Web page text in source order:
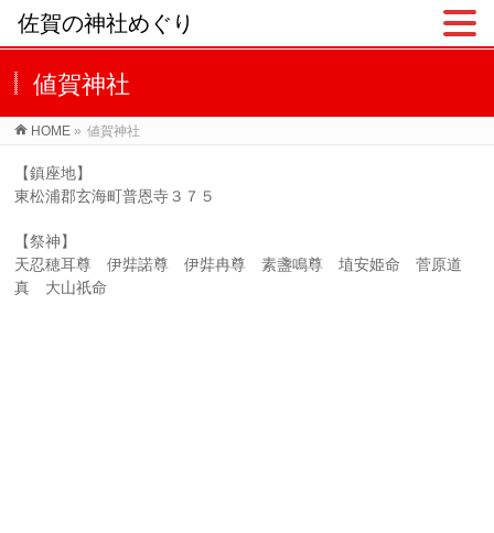
値賀神社
HOME » 値賀神社
【鎮座地】
東松浦郡玄海町普恩寺３７５
【祭神】
天忍穂耳尊 伊弉諾尊 伊弉冉尊 素盞鳴尊 埴安姫命 菅原道
真 大山祇命
佐賀の神社めぐり